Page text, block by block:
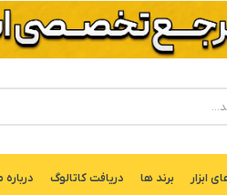
ابزار برند ها دریافت کاتالوگ درباره